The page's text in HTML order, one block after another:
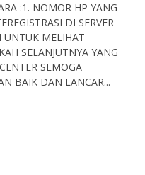
:1. NOMOR HP YANG
DI SERVER
UNTUK MELIHAT
SELANJUTNYA YANG
SEMOGA
BAIK DAN LANCAR...